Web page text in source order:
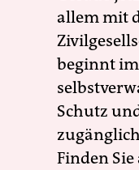
allem mit
beginnt
Schutz
Finden